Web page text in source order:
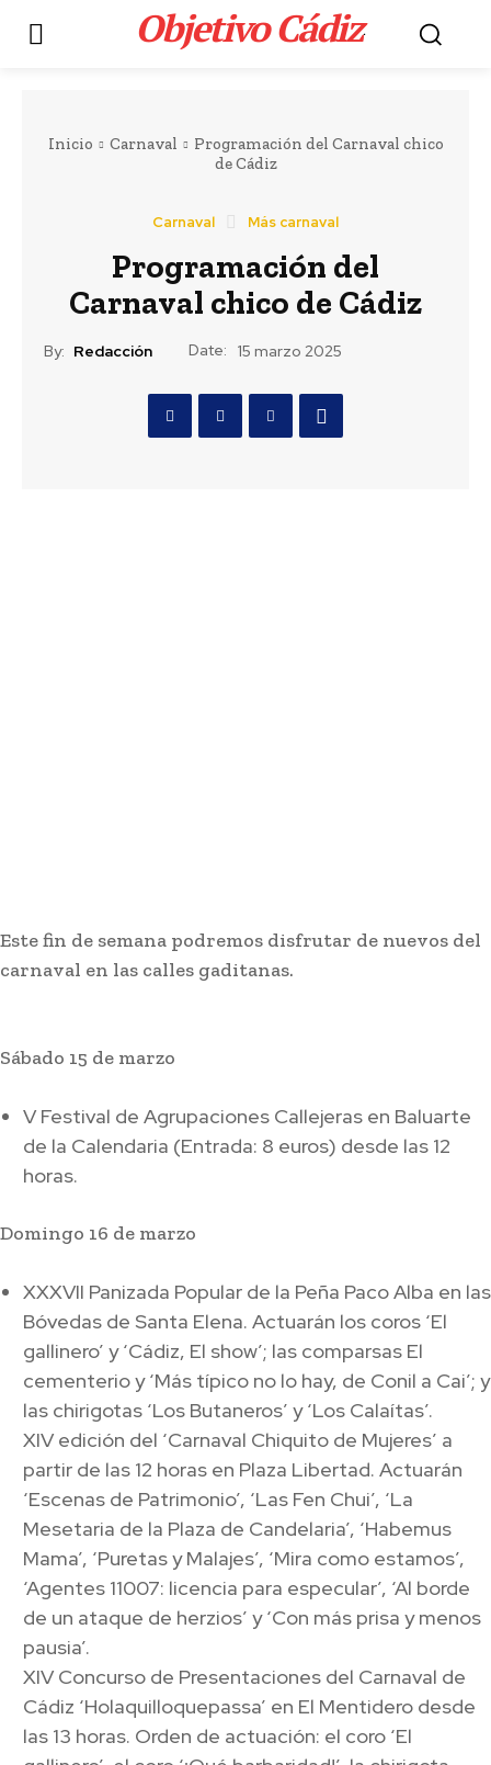
Objetivo Cádiz.
Inicio Carnaval
Programación del Carnaval chico
de Cádiz
Carnaval Más carnaval
Programación del
Carnaval chico de Cádiz
By: Redacción Date: 15 marzo 2025
Este fin de semana podremos disfrutar de nuevos del
carnaval en las calles gaditanas.
Sábado 15 de marzo
V Festival de Agrupaciones Callejeras en Baluarte
de la Calendaria (Entrada: 8 euros) desde las 12
horas.
Domingo 16 de marzo
XXXVII Panizada Popular de la Peña Paco Alba en las
Bóvedas de Santa Elena. Actuarán los coros ‘El
gallinero’ y ‘Cádiz, El show’; las comparsas El
cementerio y ‘Más típico no lo hay, de Conil a Cai’; y
las chirigotas ‘Los Butaneros’ y ‘Los Calaítas’.
XIV edición del ‘Carnaval Chiquito de Mujeres’ a
partir de las 12 horas en Plaza Libertad. Actuarán
‘Escenas de Patrimonio’, ‘Las Fen Chui’, ‘La
Mesetaria de la Plaza de Candelaria’, ‘Habemus
Mama’, ‘Puretas y Malajes’, ‘Mira como estamos’,
‘Agentes 11007: licencia para especular’, ‘Al borde
de un ataque de herzios’ y ‘Con más prisa y menos
pausia’.
XIV Concurso de Presentaciones del Carnaval de
Cádiz ‘Holaquilloquepassa’ en El Mentidero desde
las 13 horas. Orden de actuación: el coro ‘El